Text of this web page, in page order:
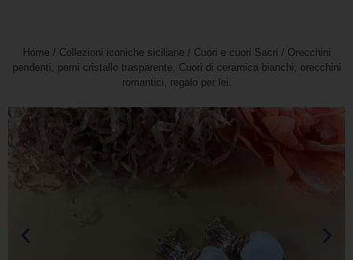
Home / Collezioni iconiche siciliane / Cuori e cuori Sacri / Orecchini
pendenti, perni cristallo trasparente, Cuori di ceramica bianchi, orecchini
romantici, regalo per lei.